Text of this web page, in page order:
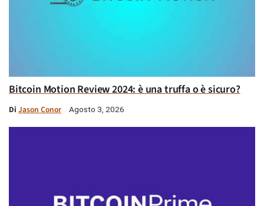
Bitcoin Motion Review 2024: è una truffa o è sicuro?
Di Jason Conor Agosto 3, 2026